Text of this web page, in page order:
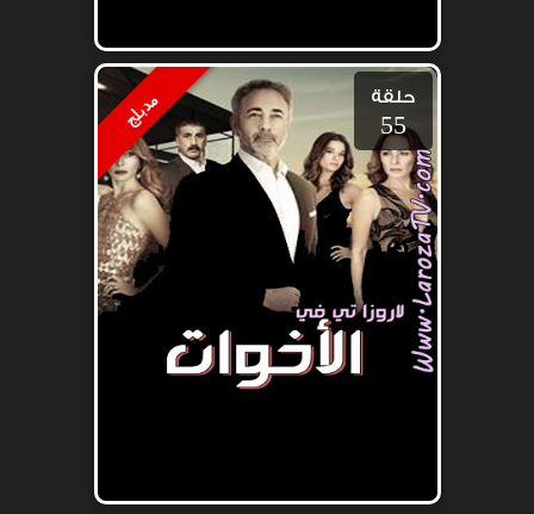
مدبلج حلقة
55